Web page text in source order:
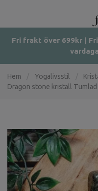
Fri frakt över 699kr |
Hem Yogalivsstil
Dragon stone kristall Tumlad